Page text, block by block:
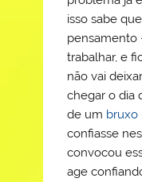
isso sabe
pensamento
trabalhar, e
não vai
chegar o dia
de um bruxo
confiasse
convocou
age